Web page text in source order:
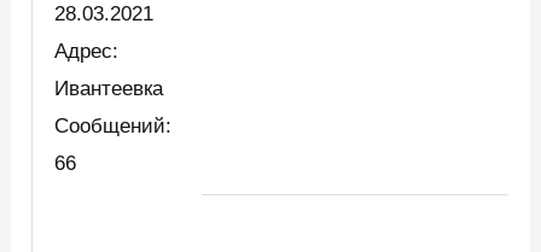
28.03.2021
Адрес:
Ивантеевка
Сообщений:
66